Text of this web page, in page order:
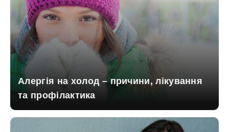
Алергія на холод – причини, лікування
та профілактика